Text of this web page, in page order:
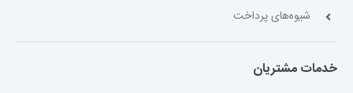
شیوه‌های پرداخت
خدمات مشتریان